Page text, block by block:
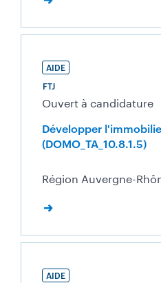
AIDE
FTJ
Ouvert à candidature
Développer
(DOMO_TA_10.8.1.5)
Région Auvergne-
AIDE